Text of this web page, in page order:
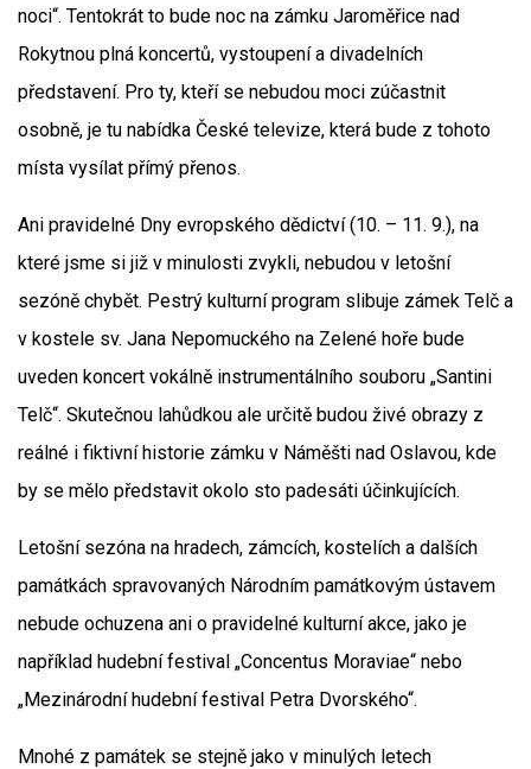
noci“. Tentokrát to bude noc na zámku Jaroměřice nad
Rokytnou plná koncertů, vystoupení a divadelních
představení. Pro ty, kteří se nebudou moci zúčastnit
osobně, je tu nabídka České televize, která bude z tohoto
místa vysílat přímý přenos.
Ani pravidelné Dny evropského dědictví (10. – 11. 9.), na
které jsme si již v minulosti zvykli, nebudou v letošní
sezóně chybět. Pestrý kulturní program slibuje zámek Telč a
v kostele sv. Jana Nepomuckého na Zelené hoře bude
uveden koncert vokálně instrumentálního souboru „Santini
Telč“. Skutečnou lahůdkou ale určitě budou živé obrazy z
reálné i fiktivní historie zámku v Náměšti nad Oslavou, kde
by se mělo představit okolo sto padesáti účinkujících.
Letošní sezóna na hradech, zámcích, kostelích a dalších
památkách spravovaných Národním památkovým ústavem
nebude ochuzena ani o pravidelné kulturní akce, jako je
například hudební festival „Concentus Moraviae“ nebo
„Mezinárodní hudební festival Petra Dvorského“.
Mnohé z památek se stejně jako v minulých letech